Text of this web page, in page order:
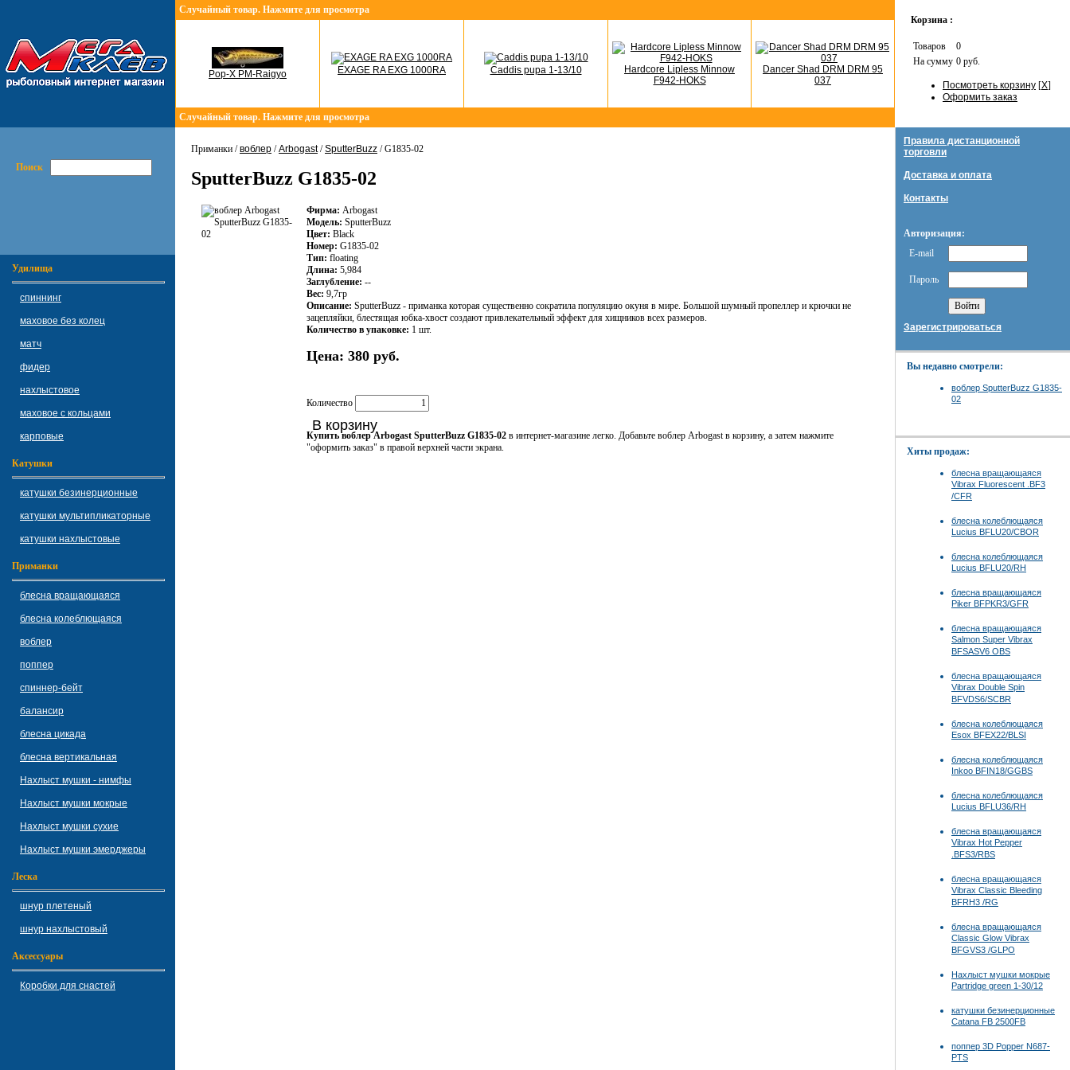
Случайный товар. Нажмите для просмотра
Pop-X PM-Raigyo EXAGE RA EXG 1000RA Caddis pupa 1-13/10
Hardcore Lipless Minnow
F942-HOKS
Dancer Shad DRM DRM 95
037
Случайный товар. Нажмите для просмотра
Корзина :
Товаров
0
На сумму 0 руб.
Посмотреть корзину [X]
Оформить заказ
Поиск
Удилища
спиннинг
маховое без колец
матч
фидер
нахлыстовое
маховое с кольцами
карповые
Катушки
катушки безинерционные
катушки мультипликаторные
катушки нахлыстовые
Приманки
блесна вращающаяся
блесна колеблющаяся
воблер
поппер
спиннер-бейт
балансир
блесна цикада
блесна вертикальная
Нахлыст мушки - нимфы
Нахлыст мушки мокрые
Нахлыст мушки сухие
Нахлыст мушки эмерджеры
Леска
шнур плетеный
шнур нахлыстовый
Аксессуары
Коробки для снастей
Приманки /воблер /Arbogast/SputterBuzz / G1835-02
SputterBuzz G1835-02
Фирма: Arbogast
Модель: SputterBuzz
Цвет: Black
Номер: G1835-02
Тип: floating
Длина: 5,984
Заглубление: --
Вес: 9,7гр
Описание: SputterBuzz - приманка которая существенно сократила популяцию окуня в мире. Большой шумный пропеллер и крючки не
зацепляйки, блестящая юбка-хвост создают привлекательный эффект для хищников всех размеров.
Количество в упаковке: 1 шт.
Цена: 380 руб.
Количество
В корзину
Купить воблер Arbogast SputterBuzz G1835-02 в интернет-магазине легко. Добавьте воблер Arbogast в корзину, а затем нажмите
"оформить заказ" в правой верхней части экрана.
Правила дистанционной
торговли
Доставка и оплата
Контакты
Авторизация:
E-mail
Пароль
Зарегистрироваться
Вы недавно смотрели:
воблер SputterBuzz G1835-
02
Хиты продаж:
блесна вращающаяся
Vibrax Fluorescent .BF3
/CFR
блесна колеблющаяся
Lucius BFLU20/CBOR
блесна колеблющаяся
Lucius BFLU20/RH
блесна вращающаяся
Piker BFPKR3/GFR
блесна вращающаяся
Salmon Super Vibrax
BFSASV6 OBS
блесна вращающаяся
Vibrax Double Spin
BFVDS6/SCBR
блесна колеблющаяся
Esox BFEX22/BLSI
блесна колеблющаяся
Inkoo BFIN18/GGBS
блесна колеблющаяся
Lucius BFLU36/RH
блесна вращающаяся
Vibrax Hot Pepper
.BFS3/RBS
блесна вращающаяся
Vibrax Classic Bleeding
BFRH3 /RG
блесна вращающаяся
Classic Glow Vibrax
BFGVS3 /GLPO
Нахлыст мушки мокрые
Partridge green 1-30/12
катушки безинерционные
Catana FB 2500FB
поппер 3D Popper N687-
PTS